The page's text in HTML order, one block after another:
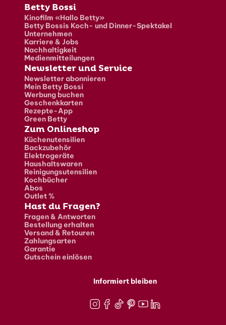
Fusszeile
Betty Bossi
Kinofilm «Hallo Betty»
Betty Bossis Koch- und Dinner-Spektakel
Unternehmen
Karriere & Jobs
Nachhaltigkeit
Medienmitteilungen
Newsletter und Service
Newsletter abonnieren
Mein Betty Bossi
Werbung buchen
Geschenkkarten
Rezepte-App
Green Betty
Zum Onlineshop
Küchenutensilien
Backzubehör
Elektrogeräte
Haushaltswaren
Reinigungsutensilien
Kochbücher
Abos
Outlet %
Hast du Fragen?
Fragen & Antworten
Bestellung erhalten
Versand & Retouren
Zahlungsarten
Garantie
Gutschein einlösen
Informiert bleiben